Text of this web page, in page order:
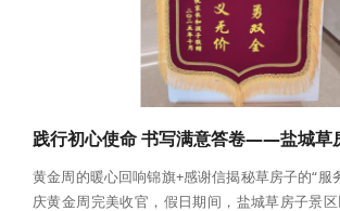
黄金周的暖心回响锦旗+感谢信揭秘草房子的“服
庆黄金周完美收官，假日期间，盐城草房子景